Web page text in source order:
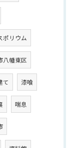
ポリウム
八幡東区
て 漆喰
喘息